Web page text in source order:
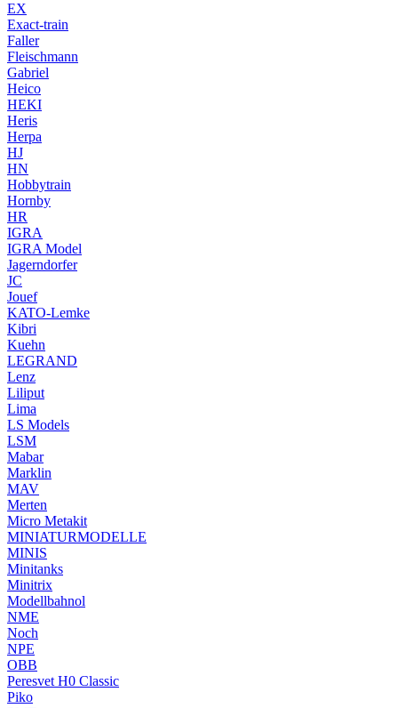
EX
Exact-train
Faller
Fleischmann
Gabriel
Heico
HEKI
Heris
Herpa
HJ
HN
Hobbytrain
Hornby
HR
IGRA
IGRA Model
Jagerndorfer
JC
Jouef
KATO-Lemke
Kibri
Kuehn
LEGRAND
Lenz
Liliput
Lima
LS Models
LSM
Mabar
Marklin
MAV
Merten
Micro Metakit
MINIATURMODELLE
MINIS
Minitanks
Minitrix
Modellbahnol
NME
Noch
NPE
OBB
Peresvet H0 Classic
Piko